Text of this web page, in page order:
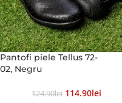
Pantofi piele Tellus 72-
02, Negru
124.90Lei 114.90Lei